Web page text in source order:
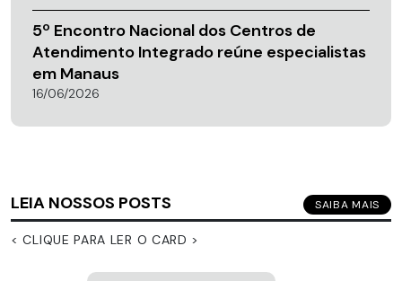
5º Encontro Nacional dos Centros de
Atendimento Integrado reúne especialistas
em Manaus
16/06/2026
LEIA NOSSOS POSTS SAIBA MAIS
< CLIQUE PARA LER O CARD >